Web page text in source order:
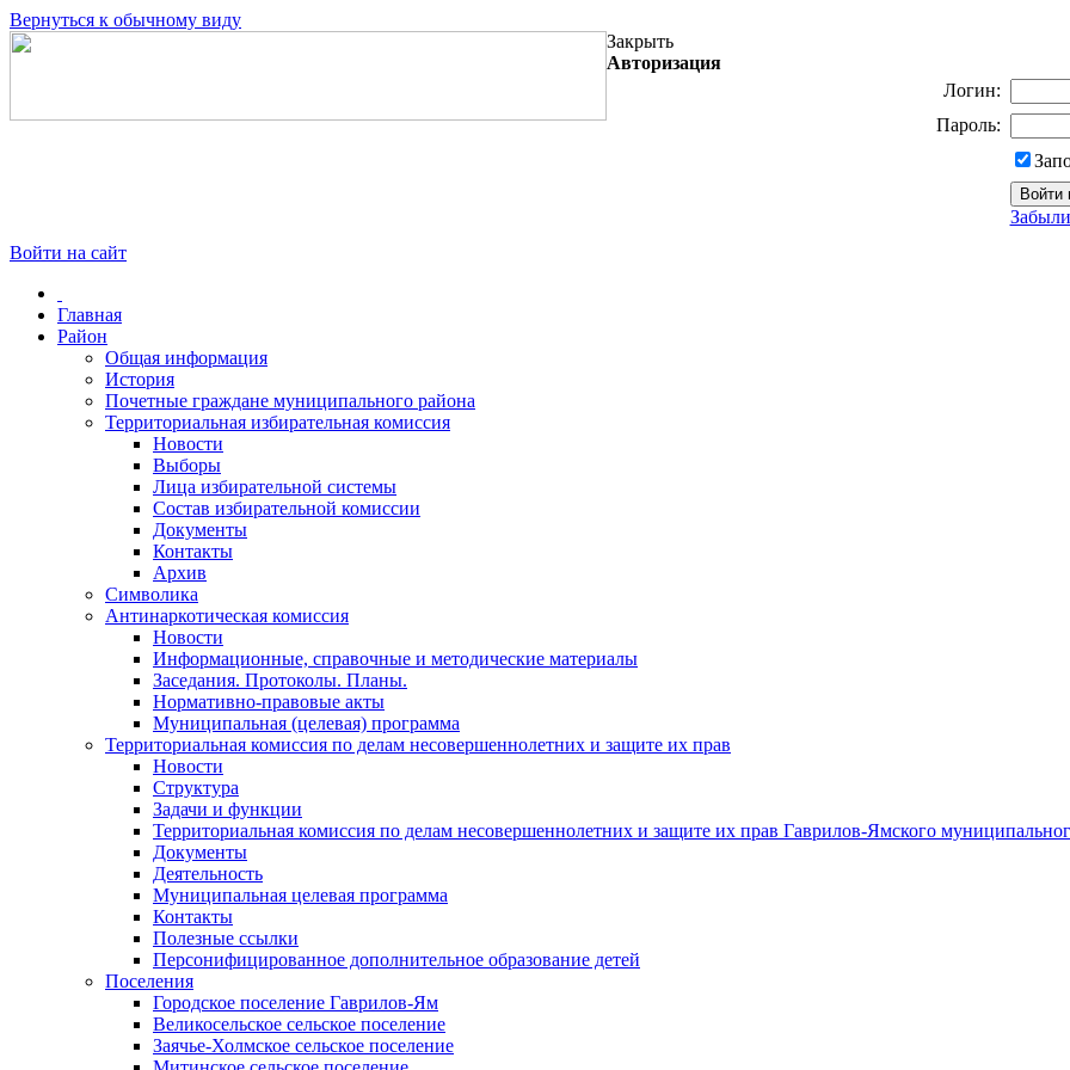
Вернуться к обычному виду
Закрыть
Авторизация
Логин:
Пароль:
Войти на сайт
Главная
Район
Общая информация
История
Почетные граждане муниципального района
Территориальная избирательная комиссия
Новости
Выборы
Лица избирательной системы
Состав избирательной комиссии
Документы
Контакты
Архив
Символика
Антинаркотическая комиссия
Новости
Информационные, справочные и методические материалы
Заседания. Протоколы. Планы.
Нормативно-правовые акты
Муниципальная (целевая) программа
Территориальная комиссия по делам несовершеннолетних и защите их прав
Новости
Структура
Задачи и функции
Территориальная комиссия по делам несовершеннолетних и защите их прав Гаврилов-Ямского
Документы
Деятельность
Муниципальная целевая программа
Контакты
Полезные ссылки
Персонифицированное дополнительное образование детей
Поселения
Городское поселение Гаврилов-Ям
Великосельское сельское поселение
Заячье-Холмское сельское поселение